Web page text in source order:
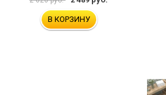
В КОРЗИНУ